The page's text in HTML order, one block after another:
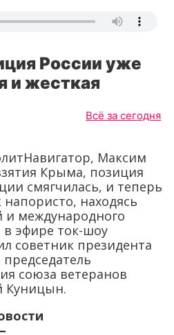
России уже
и жесткая
Всё за сегодня
Максим
Крыма, позиция
смягчилась, и теперь
напористо, находясь
и международного
эфире ток-шоу
советник президента
союза ветеранов
Куницын.